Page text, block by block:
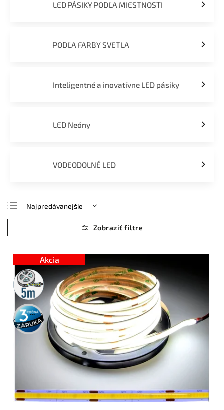
LED PÁSIKY PODĽA MIESTNOSTI
PODĽA FARBY SVETLA
Inteligentné a inovatívne LED pásiky
LED Neóny
VODEODOLNÉ LED
Najpredávanejšie
Najlacnejšie
Najdrahšie
Abecedne
Akcia
5m
rolka
3 roky
záruka